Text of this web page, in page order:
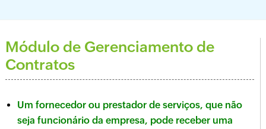
Módulo de Gerenciamento de
Contratos
Um fornecedor ou prestador de serviços, que não
seja funcionário da empresa, pode receber uma